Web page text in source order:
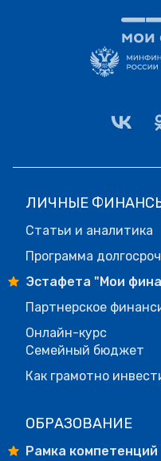
ЛИЧНЫЕ
Статьи и аналитика
Программа
Эстафета "Мои
Партнерское
Онлайн-курс
Семейный бюджет
Как грамотно
ОБРАЗОВАНИЕ
Рамка компетенций